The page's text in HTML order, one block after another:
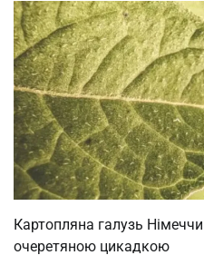
Картопляна галузь
очеретяною цикадкою